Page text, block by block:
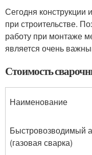
Сегодня конструкции
при строительстве.
работу при монтаже
является очень
Стоимость
Наименование
Быстровозводимый
(газовая сварка)